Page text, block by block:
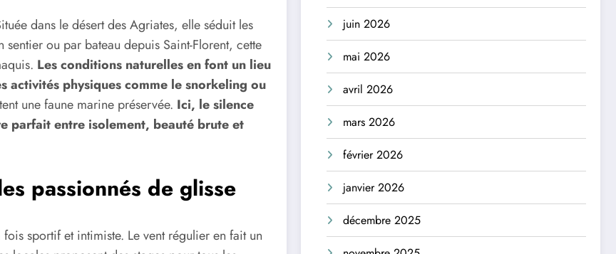
dans le désert des Agriates, elle séduit les
ou par bateau depuis Saint-Florent, cette
Les conditions naturelles en font un lieu
activités physiques comme le snorkeling ou
une faune marine préservée. Ici, le silence
parfait entre isolement, beauté brute et
passionnés de glisse
sportif et intimiste. Le vent régulier en fait un
juin 2026
mai 2026
avril 2026
mars 2026
février 2026
janvier 2026
décembre 2025